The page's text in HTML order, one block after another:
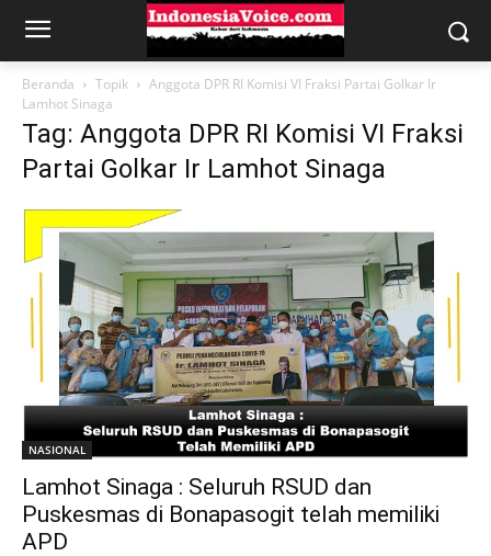
Beranda Topik
Anggota DPR RI Komisi VI Fraksi Partai Golkar Ir
Lamhot Sinaga
Tag: Anggota DPR RI Komisi VI Fraksi
Partai Golkar Ir Lamhot Sinaga
NASIONAL
Lamhot Sinaga : Seluruh RSUD dan
Puskesmas di Bonapasogit telah memiliki
APD